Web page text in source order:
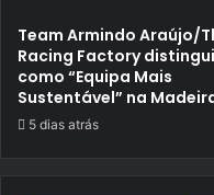
Team Armindo Araújo/
Racing Factory
como “Equipa Mais
Sustentável” na
5 dias atrás